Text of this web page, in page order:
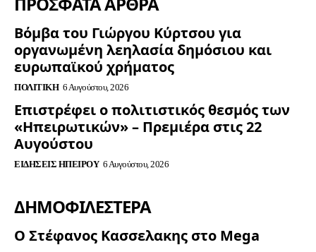
Βόμβα του Γιώργου Κύρτσου για
οργανωμένη λεηλασία δημόσιου και
ευρωπαϊκού χρήματος
ΠΟΛΙΤΙΚΉ 6 Αυγούστου, 2026
Επιστρέφει ο πολιτιστικός θεσμός των
«Ηπειρωτικών» – Πρεμιέρα στις 22
Αυγούστου
ΕΙΔΉΣΕΙΣ ΗΠΕΊΡΟΥ 6 Αυγούστου, 2026
ΔΗΜΟΦΙΛΈΣΤΕΡΑ
Ο Στέφανος Κασσελακης στο Mega